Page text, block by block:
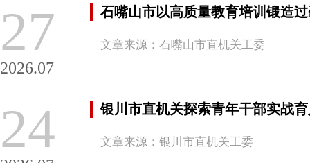
27
2026.07
石嘴山市以高质量教育培训锻造
文章来源：石嘴山市直机关工委
24 银川市直机关探索青年干部实战
文章来源：银川市直机关工委